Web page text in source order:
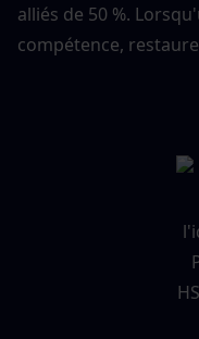
alliés de 50 %.
compétence,